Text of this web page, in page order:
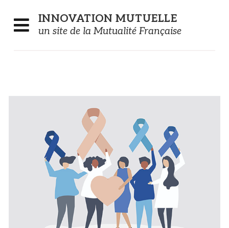
INNOVATION MUTUELLE
un site de la Mutualité Française